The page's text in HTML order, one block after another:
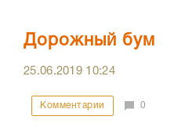
Дорожный бум
25.06.2019 10:24
Комментарии 0